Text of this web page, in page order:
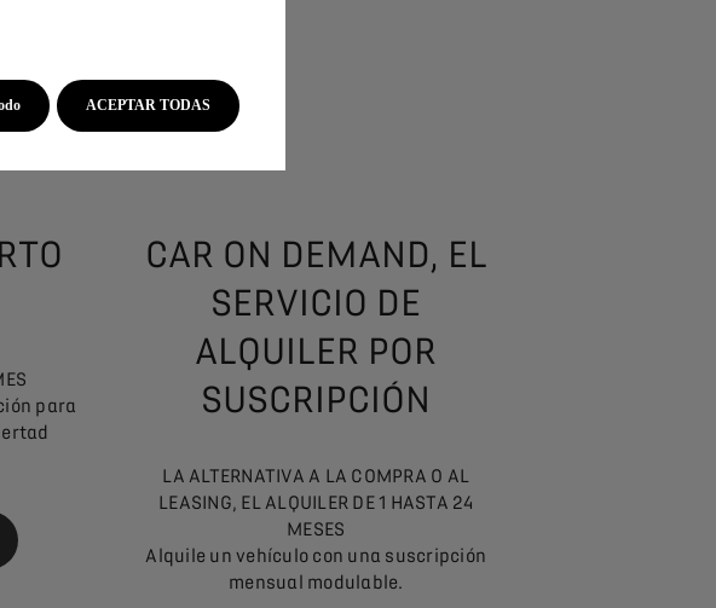
servicios que le ofrecemos:
a un mes
de un mes a 24 meses
para
CAR ON DEMAND, EL
SERVICIO DE
ALQUILER POR
SUSCRIPCIÓN
LA ALTERNATIVA A LA COMPRA O AL
LEASING, EL ALQUILER DE 1 HASTA 24
MESES
Alquile un vehículo con una suscripción
mensual modulable.
ACEPTAR TODAS